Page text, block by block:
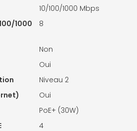
10/100/1000 Mbps
1000
8
Non
Oui
Niveau 2
Oui
PoE+ (30W)
4